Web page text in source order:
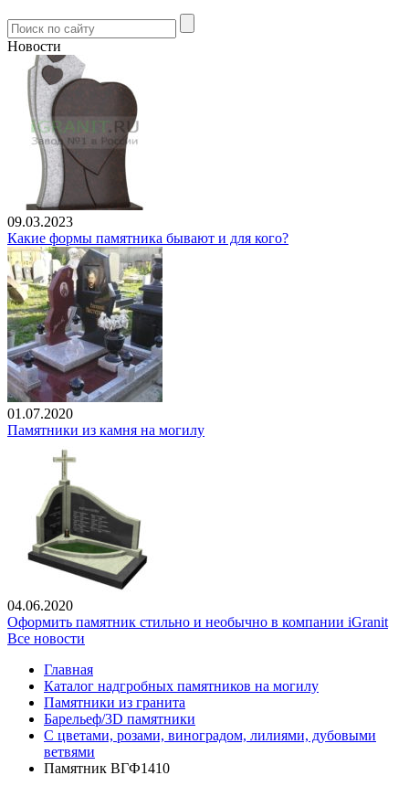
Новости
09.03.2023
Какие формы памятника бывают и для кого?
01.07.2020
Памятники из камня на могилу
04.06.2020
Оформить памятник стильно и необычно в компании iGranit
Все новости
Главная
Каталог надгробных памятников на могилу
Памятники из гранита
Барельеф/3D памятники
С цветами, розами, виноградом, лилиями, дубовыми
ветвями
Памятник ВГФ1410